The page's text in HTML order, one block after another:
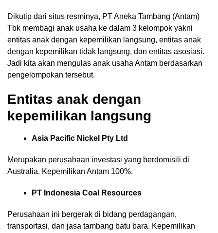
Dikutip dari situs resminya, PT Aneka Tambang (Antam)
Tbk membagi anak usaha ke dalam 3 kelompok yakni
entitas anak dengan kepemilikan langsung, entitas anak
dengan kepemilikan tidak langsung, dan entitas asosiasi.
Jadi kita akan mengulas anak usaha Antam berdasarkan
pengelompokan tersebut.
Entitas anak dengan
kepemilikan langsung
Asia Pacific Nickel Pty Ltd
Merupakan perusahaan investasi yang berdomisili di
Australia. Kepemilikan Antam 100%.
PT Indonesia Coal Resources
Perusahaan ini bergerak di bidang perdagangan,
transportasi, dan jasa tambang batu bara. Kepemilikan